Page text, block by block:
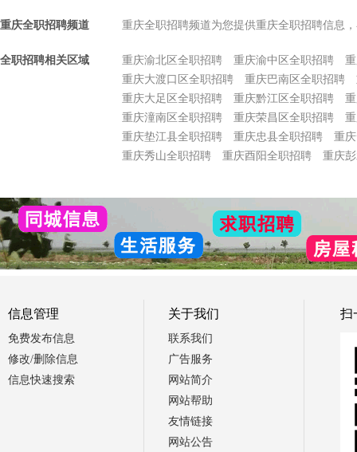
重庆全职招聘频道 重庆全职招聘频道为您提供重庆全职招聘信息
全职招聘相关区域 重庆渝北区全职招聘 重庆渝中区全职招聘
重庆大渡口区全职招聘
重庆巴南区全职招聘
重庆大足区全职招聘
重庆黔江区全职招聘
重庆潼南区全职招聘
重庆荣昌区全职招聘
重庆垫江县全职招聘
重庆忠县全职招聘
重
重庆秀山全职招聘
重庆酉阳全职招聘 重庆
信息管理
免费发布信息
修改/删除信息
信息快速搜索
关于我们
联系我们
广告服务
网站简介
网站帮助
友情链接
网站公告
扫